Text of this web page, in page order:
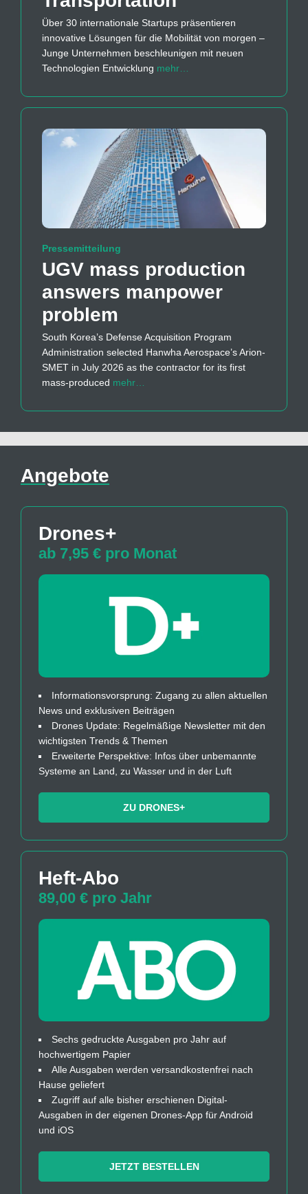
Über 30 internationale Startups präsentieren
innovative Lösungen für die Mobilität von morgen –
Junge Unternehmen beschleunigen mit neuen
Technologien Entwicklung mehr…
Pressemitteilung
UGV mass production
answers manpower
problem
South Korea’s Defense Acquisition Program
Administration selected Hanwha Aerospace’s Arion-
SMET in July 2026 as the contractor for its first
mass-produced mehr…
Angebote
Drones+
ab 7,95 € pro Monat
Informationsvorsprung: Zugang zu allen aktuellen
News und exklusiven Beiträgen
Drones Update: Regelmäßige Newsletter mit den
wichtigsten Trends & Themen
Erweiterte Perspektive: Infos über unbemannte
Systeme an Land, zu Wasser und in der Luft
ZU DRONES+
Heft-Abo
89,00 € pro Jahr
Sechs gedruckte Ausgaben pro Jahr auf
hochwertigem Papier
Alle Ausgaben werden versandkostenfrei nach
Hause geliefert
Zugriff auf alle bisher erschienen Digital-
Ausgaben in der eigenen Drones-App für Android
und iOS
JETZT BESTELLEN